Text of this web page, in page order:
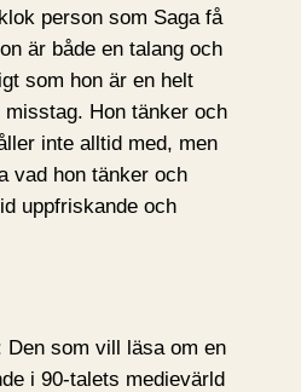
person som Saga få
är både en talang och
som hon är en helt
Hon tänker och
inte alltid med, men
vad hon tänker och
uppfriskande och
Den som vill läsa om en
i 90-talets medievärld